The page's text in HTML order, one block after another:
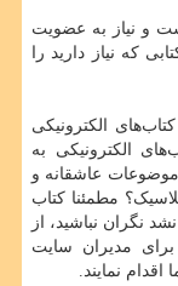
و نیاز به عضویت
که نیاز دارید را
الکترونیکی
الکترونیکی به
عاشقانه و
مطمئنا کتاب
نگران نباشید، از
مدیران سایت
نمایند.